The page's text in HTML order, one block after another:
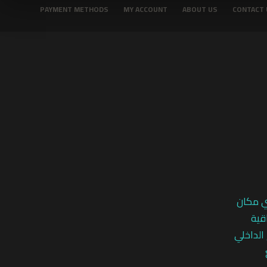
CONTACT
ABOUT US
MY ACCOUNT
PAYMENT METHODS
مكان